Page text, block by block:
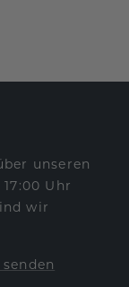
unseren
Uhr
wir